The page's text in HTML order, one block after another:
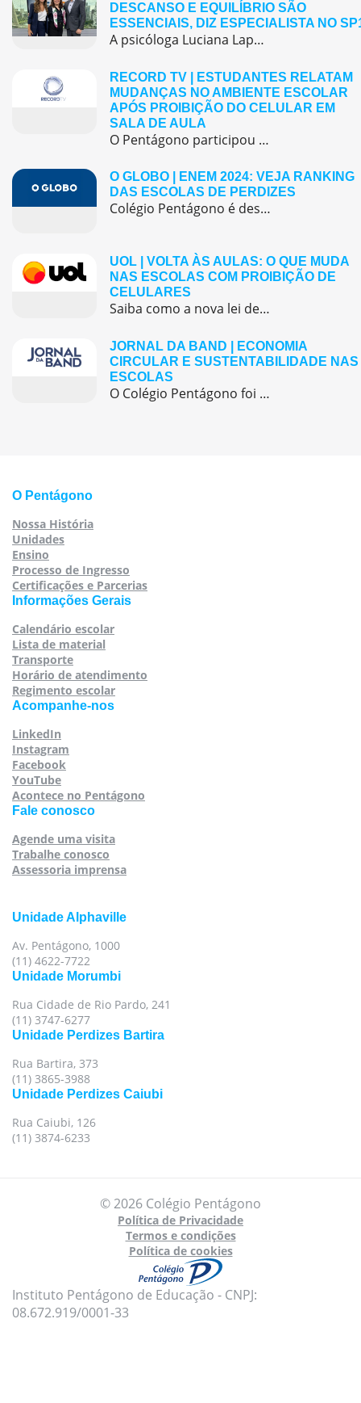
DESCANSO E EQUILÍBRIO SÃO
ESSENCIAIS, DIZ ESPECIALISTA NO
A psicóloga Luciana Lapa, orientadora educacional do Colégio Pentágono Morumbi, participou do telejornal SP1, da TV Globo, no dia 8 de novembro, para comentar sobre a preparação emocional dos estudantes na véspera do Enem. Durante a entrevista, ela destacou que o dia anterior à prova deve ser dedicado ao descanso e à tranquilidade. Segundo a […]
RECORD TV | ESTUDANTES RELATAM
MUDANÇAS NO AMBIENTE ESCOLAR
APÓS PROIBIÇÃO DO CELULAR EM
SALA DE AULA
O Pentágono participou de uma matéria especial no programa Repórter Record Investigação sobre a proibição do uso de celulares em sala de aula após um semestre da lei.
O GLOBO | ENEM 2024: VEJA RANKING
DAS ESCOLAS DE PERDIZES
Colégio Pentágono é destaque no ENEM 2024: liderança em Perdizes demonstra compromisso com excelência acadêmica.
UOL | VOLTA ÀS AULAS: O QUE MUDA
NAS ESCOLAS COM PROIBIÇÃO DE
CELULARES
Saiba como a nova lei de proibição de celulares nas escolas foi aplicada e como o Colégio Pentágono adotou medidas conscientes para promover ambiente de foco e aprendizado presencial.
JORNAL DA BAND | ECONOMIA
CIRCULAR E SUSTENTABILIDADE NAS
ESCOLAS
O Colégio Pentágono foi destaque na mídia ao apresentar uma de suas iniciativas mais relevantes ligadas à economia circular e à sustentabilidade: as feiras de trocas de livros e uniformes. A ação, realizada anualmente, promove uma cultura de consumo consciente, fortalece a comunidade escolar e contribui diretamente para o bolso das famílias, especialmente em um […]
O Pentágono
Nossa História
Unidades
Ensino
Processo de Ingresso
Certificações e Parcerias
Informações Gerais
Calendário escolar
Lista de material
Transporte
Horário de atendimento
Regimento escolar
Acompanhe-nos
LinkedIn
Instagram
Facebook
YouTube
Acontece no Pentágono
Fale conosco
Agende uma visita
Trabalhe conosco
Assessoria imprensa
Unidade Alphaville
Av. Pentágono, 1000
(11) 4622-7722
Unidade Morumbi
Rua Cidade de Rio Pardo, 241
(11) 3747-6277
Unidade Perdizes Bartira
Rua Bartira, 373
(11) 3865-3988
Unidade Perdizes Caiubi
Rua Caiubi, 126
(11) 3874-6233
© 2026 Colégio Pentágono
Política de Privacidade
Termos e condições
Política de cookies
Instituto Pentágono de Educação - CNPJ:
08.672.919/0001-33